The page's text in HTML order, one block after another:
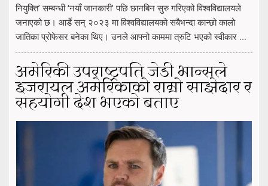
नियुक्ति’ सम्बन्धी ‘नयाँ जानकारी’ पछि छानबिन सुरु गरिएको विश्वविद्यालयले
जनाएको छ। आर्डे सन् २०२३ मा विश्वविद्यालयको सबैभन्दा कान्छो कालो
जातिका प्रोफेसर बनेका थिए। उनले आफ्नो काममा त्रुटि भएको स्वीकार ...
अमेरिकी उपराष्ट्रपति जेडी भान्सले
इजरायल अमेरिकाको राम्रो साझेदार र
सहयोगी देश भएको बताए